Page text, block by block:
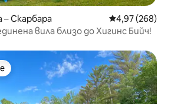
– Скарбара Средна
4,97 (268)
вила близо до Хигинс Бийч!